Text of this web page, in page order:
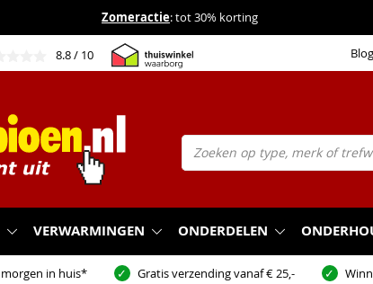
Zomeractie: tot 30% korting
8.8/ 10 Blog
VERWARMINGEN ONDERDELEN
morgen in huis* Gratis verzending vanaf € 25,-